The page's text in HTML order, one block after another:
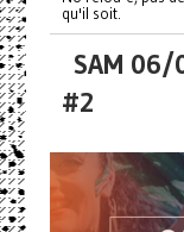
qu'il soit.
SAM 06/
#2